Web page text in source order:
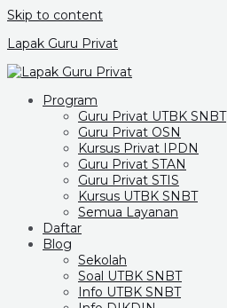
Skip to content
Lapak Guru Privat
Program
Guru Privat UTBK SNBT
Guru Privat OSN
Kursus Privat IPDN
Guru Privat STAN
Guru Privat STIS
Kursus UTBK SNBT
Semua Layanan
Daftar
Blog
Sekolah
Soal UTBK SNBT
Info UTBK SNBT